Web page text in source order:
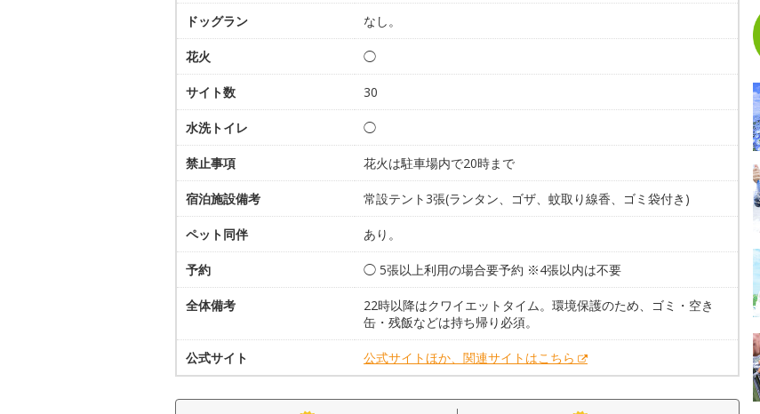
ドッグラン なし。
花火 ◯
サイト数 30
水洗トイレ ◯
禁止事項 花火は駐車場内で20時まで
宿泊施設備考 常設テント3張(ランタン、ゴザ、蚊取り線香、ゴミ袋付き)
ペット同伴 あり。
予約 ◯ 5張以上利用の場合要予約 ※4張以内は不要
全体備考
22時以降はクワイエットタイム。環境保護のため、ゴミ・空き
缶・残飯などは持ち帰り必須。
公式サイト 公式サイトほか、関連サイトはこちら